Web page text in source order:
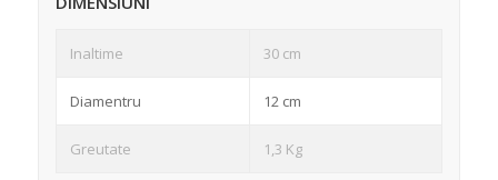
Inaltime 30 cm
Diamentru 12 cm
Greutate 1,3 Kg